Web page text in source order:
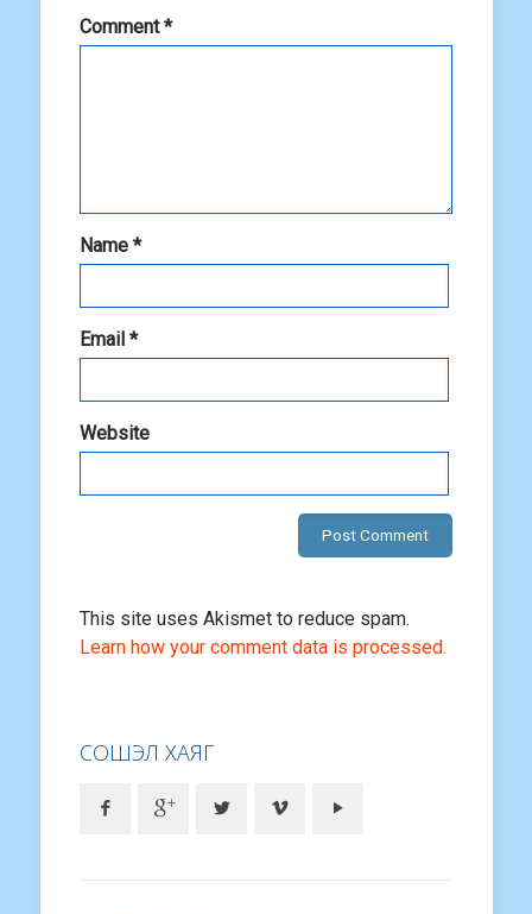
Comment*
Name *
Email *
Website
This site uses Akismet to reduce spam.
Learn how your comment data is processed.
СОШЭЛ ХАЯГ